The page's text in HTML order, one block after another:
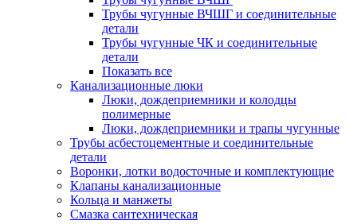
Трубы чугунные ВЧШГ и соединительные
детали
Трубы чугунные ЧК и соединительные
детали
Показать все
Канализационные люки
Люки, дождеприемники и колодцы
полимерные
Люки, дождеприемники и трапы чугунные
Трубы асбестоцементные и соединительные
детали
Воронки, лотки водосточные и комплектующие
Клапаны канализационные
Кольца и манжеты
Смазка сантехническая